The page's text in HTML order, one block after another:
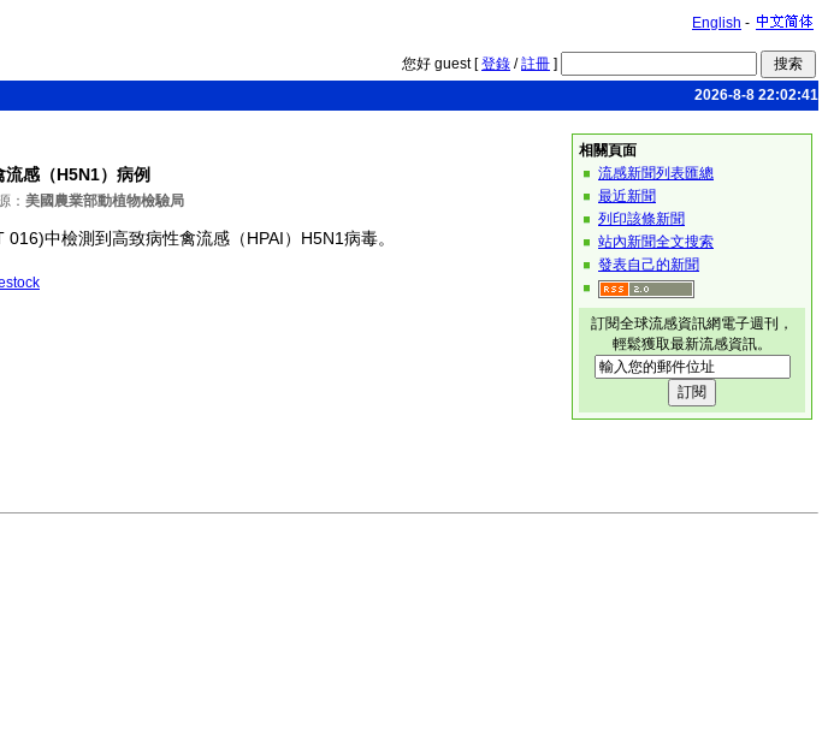
English -
您好 guest [登錄 /註冊 ]
2026-8-8 22:02:41
感（H5N1）病例
： 美國農業部動植物檢驗局
中檢測到高致病性禽流感（HPAI）H5N1病毒。
相關頁面
流感新聞列表匯總
最近新聞
列印該條新聞
站內新聞全文搜索
發表自己的新聞
訂閱全球流感資訊網電子週刊，
輕鬆獲取最新流感資訊。